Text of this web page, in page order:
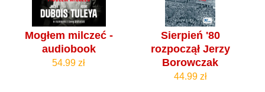
Mogłem milczeć -
audiobook
54.99 zł
Sierpień '80
rozpoczął Jerzy
Borowczak
44.99 zł